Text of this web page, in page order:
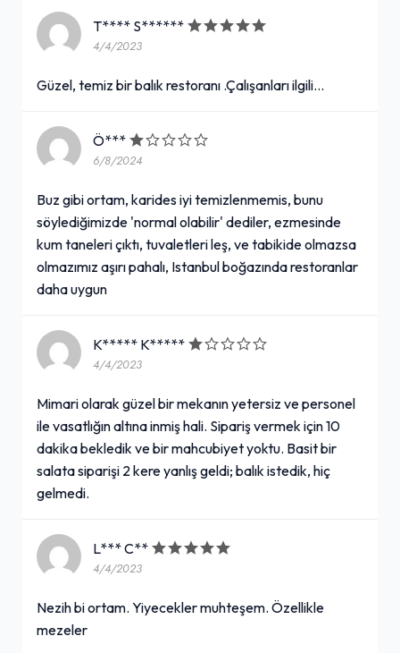
T**** S******
4/4/2023
Güzel, temiz bir balık restoranı .Çalışanları ilgili...
Ö***
6/8/2024
Buz gibi ortam, karides iyi temizlenmemis, bunu
söylediğimizde 'normal olabilir' dediler, ezmesinde
kum taneleri çıktı, tuvaletleri leş, ve tabikide olmazsa
olmazımız aşırı pahalı, Istanbul boğazında restoranlar
daha uygun
K***** K*****
4/4/2023
Mimari olarak güzel bir mekanın yetersiz ve personel
ile vasatlığın altına inmiş hali. Sipariş vermek için 10
dakika bekledik ve bir mahcubiyet yoktu. Basit bir
salata siparişi 2 kere yanlış geldi; balık istedik, hiç
gelmedi.
L*** C**
4/4/2023
Nezih bi ortam. Yiyecekler muhteşem. Özellikle
mezeler